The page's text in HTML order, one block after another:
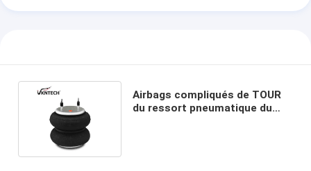
Airbags compliqués de TOUR
du ressort pneumatique du